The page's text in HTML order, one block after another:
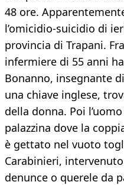
48 ore.
l’omicidio-suicidio di
provincia di Trapani.
infermiere di 55 anni
Bonanno, insegnante
una chiave inglese,
della donna. Poi
palazzina dove la
è gettato nel vuoto
Carabinieri,
denunce o querele da